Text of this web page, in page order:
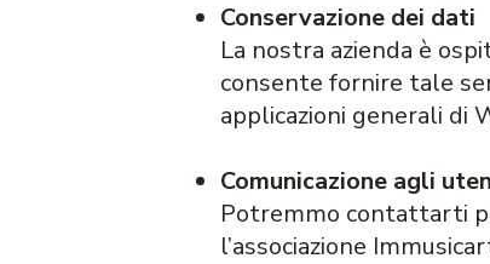
Conservazione dei dati
La nostra azienda è
consente fornire tale
applicazioni generali di
Comunicazione agli
Potremmo contattarti
l’associazione